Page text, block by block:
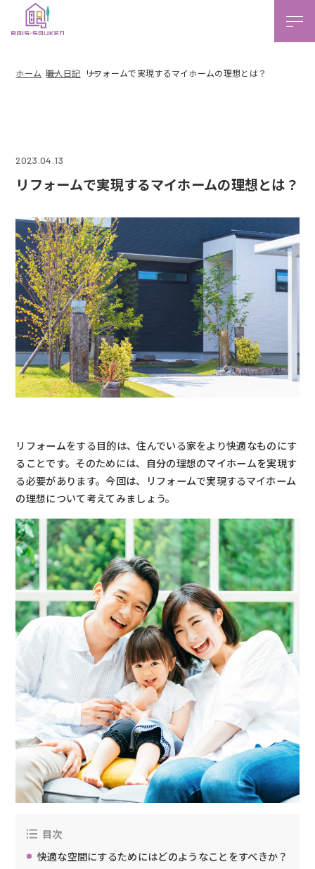
ホーム 職人日記 リフォームで実現するマイホームの理想とは？
リフォームで実現するマイホームの理想とは？
2023.04.13
リフォームをする目的は、住んでいる家をより快適なものにす
ることです。そのためには、自分の理想のマイホームを実現す
る必要があります。今回は、リフォームで実現するマイホーム
の理想について考えてみましょう。
目次
快適な空間にするためにはどのようなことをすべきか？